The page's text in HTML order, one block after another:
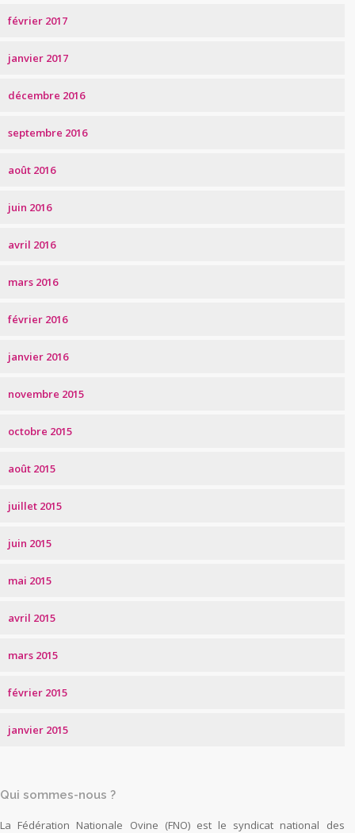
février 2017
janvier 2017
décembre 2016
septembre 2016
août 2016
juin 2016
avril 2016
mars 2016
février 2016
janvier 2016
novembre 2015
octobre 2015
août 2015
juillet 2015
juin 2015
mai 2015
avril 2015
mars 2015
février 2015
janvier 2015
Qui sommes-nous ?
La Fédération Nationale Ovine (FNO) est le syndicat national des